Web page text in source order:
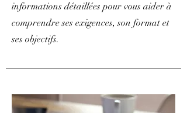
informations détaillées pour vous aider à
comprendre ses exigences, son format et
ses objectifs.